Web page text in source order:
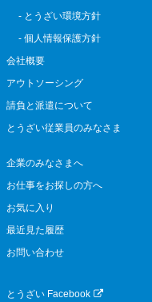
- とうざい環境方針
- 個人情報保護方針
会社概要
アウトソーシング
請負と派遣について
とうざい従業員のみなさま
企業のみなさまへ
お仕事をお探しの方へ
お気に入り
最近見た履歴
お問い合わせ
とうざい Facebook